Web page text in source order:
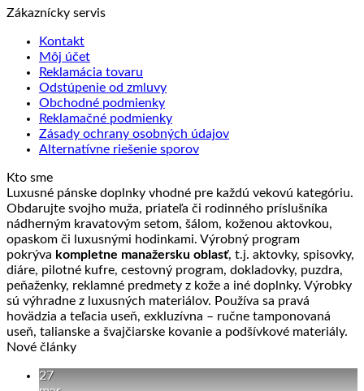
Zákaznícky servis
Kontakt
Môj účet
Reklamácia tovaru
Odstúpenie od zmluvy
Obchodné podmienky
Reklamačné podmienky
Zásady ochrany osobných údajov
Alternatívne riešenie sporov
Kto sme
Luxusné pánske doplnky vhodné pre každú vekovú kategóriu.
Obdarujte svojho muža, priateľa či rodinného príslušníka
nádherným kravatovým setom, šálom, koženou aktovkou,
opaskom či luxusnými hodinkami. Výrobný program
pokrýva kompletne manažersku oblasť, t.j. aktovky, spisovky,
diáre, pilotné kufre, cestovný program, dokladovky, puzdra,
peňaženky, reklamné predmety z kože a iné doplnky. Výrobky
sú výhradne z luxusných materiálov. Používa sa pravá
hovädzia a teľacia useň, exkluzívna – ručne tamponovaná
useň, talianske a švajčiarske kovanie a podšívkové materiály.
Nové články
27